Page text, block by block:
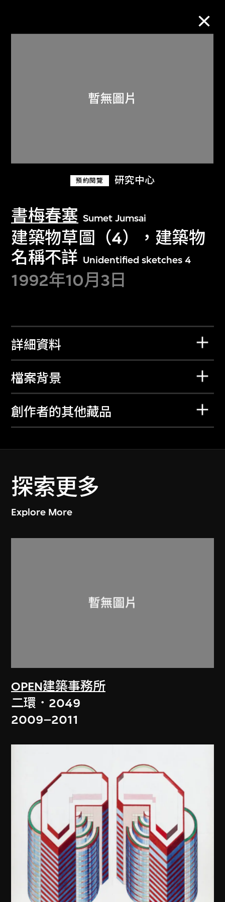
預約閱覽 研究中心
書梅春塞 Sumet Jumsai
建築物草圖（4），建築物
名稱不詳 Unidentified sketches 4
1992年10月3日
詳細資料
檔案背景
創作者的其他藏品
探索更多
Explore More
OPEN建築事務所
二環．2049
2009–2011
關於M+藏品
探索世界頂級的二十及二十一世紀視覺
文化藏品。